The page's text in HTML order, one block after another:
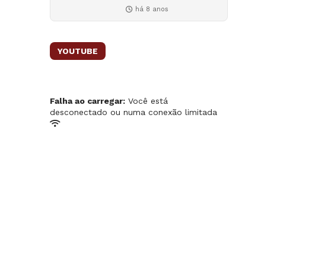
há 8 anos
YOUTUBE
Falha ao carregar: Você está
desconectado ou numa conexão limitada